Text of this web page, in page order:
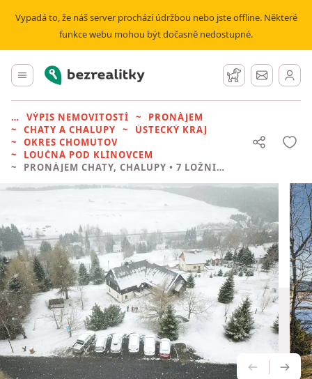
Vypadá to, že náš server prochází údržbou nebo jste offline. Některé
funkce webu mohou být dočasně nedostupné.
Hlavní menu
Bezrealitky Hlídací pes
Zprávy
VÝPIS NEMOVITOSTÍ
PRONÁJEM
CHATY A CHALUPY
ÚSTECKÝ KRAJ
OKRES CHOMUTOV
LOUČNÁ POD KLÍNOVCEM
PRONÁJEM CHATY, CHALUPY • 7 LOŽNIC BEZ REALITKY